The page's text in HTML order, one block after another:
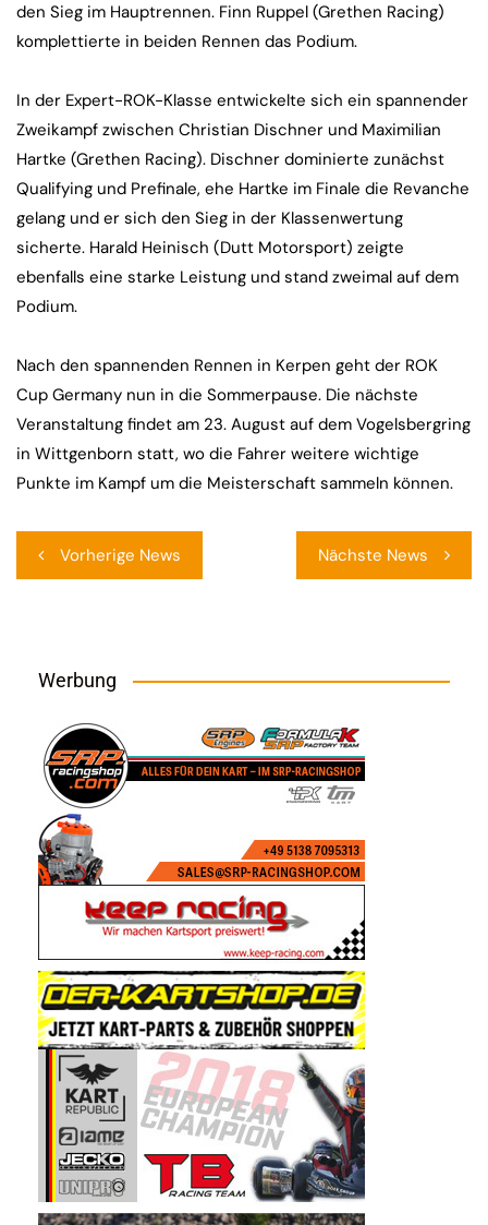
den Sieg im Hauptrennen. Finn Ruppel (Grethen Racing)
komplettierte in beiden Rennen das Podium.
In der Expert-ROK-Klasse entwickelte sich ein spannender
Zweikampf zwischen Christian Dischner und Maximilian
Hartke (Grethen Racing). Dischner dominierte zunächst
Qualifying und Prefinale, ehe Hartke im Finale die Revanche
gelang und er sich den Sieg in der Klassenwertung
sicherte. Harald Heinisch (Dutt Motorsport) zeigte
ebenfalls eine starke Leistung und stand zweimal auf dem
Podium.
Nach den spannenden Rennen in Kerpen geht der ROK
Cup Germany nun in die Sommerpause. Die nächste
Veranstaltung findet am 23. August auf dem Vogelsbergring
in Wittgenborn statt, wo die Fahrer weitere wichtige
Punkte im Kampf um die Meisterschaft sammeln können.
Vorherige News Nächste News
Werbung